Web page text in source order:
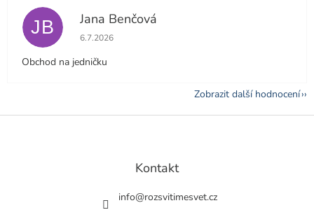
JB Jana Benčová
Hodnocení obchodu je 5 z 5 hvězdiček.
6.7.2026
Obchod na jedničku
Zobrazit další hodnocení
Z
Kontakt
info@rozsvitimesvet.cz